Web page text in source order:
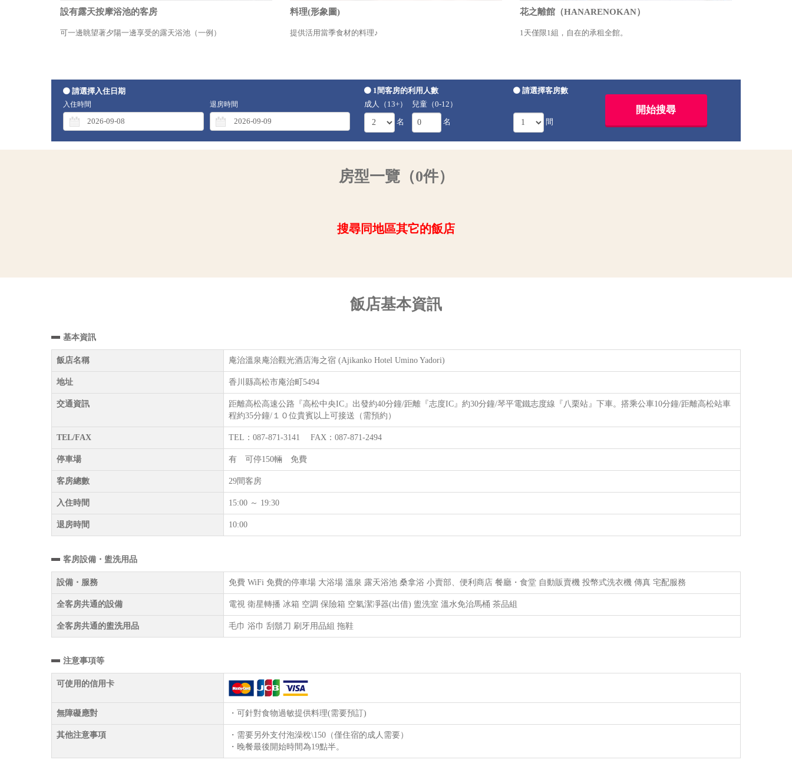
設有露天按摩浴池的客房
可一邊眺望著夕陽一邊享受的露天浴池（一例）
料理(形象圖)
提供活用當季食材的料理♪
花之離館（HANARENOKAN）
1天僅限1組，自在的承租全館。
請選擇入住日期
入住時間 退房時間
1間客房的利用人數
成人（13+）
名
兒童（0-12）
名
請選擇客房數
間
房型一覽（0件）
搜尋同地區其它的飯店
飯店基本資訊
基本資訊
飯店名稱 庵治溫泉庵治觀光酒店海之宿 (Ajikanko Hotel Umino Yadori)
地址 香川縣高松市庵治町5494
交通資訊
距離高松高速公路『高松中央IC』出發約40分鐘/距離『志度IC』約30分鐘/琴平電鐵志度線『八栗站』下車。搭乘公車10分鐘/距離高松站車
程約35分鐘/１０位貴賓以上可接送（需預約）
TEL/FAX TEL：087-871-3141 FAX：087-871-2494
停車場 有 可停150輛 免費
客房總數 29間客房
入住時間 15:00 ～ 19:30
退房時間 10:00
客房設備・盥洗用品
設備・服務 免費 WiFi 免費的停車場 大浴場 溫泉 露天浴池 桑拿浴 小賣部、便利商店 餐廳・食堂 自動販賣機 投幣式洗衣機 傳真 宅配服務
全客房共通的設備 電視 衛星轉播 冰箱 空調 保險箱 空氣潔凈器(出借) 盥洗室 溫水免治馬桶 茶品組
全客房共通的盥洗用品 毛巾 浴巾 刮鬍刀 刷牙用品組 拖鞋
注意事項等
可使用的信用卡
無障礙應對 ・可針對食物過敏提供料理(需要預訂)
其他注意事項
・需要另外支付泡澡稅\150（僅住宿的成人需要）
・晚餐最後開始時間為19點半。